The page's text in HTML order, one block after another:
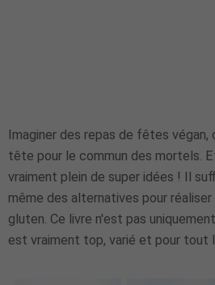
Imaginer des repas de fêtes
tête pour le commun des mortels.
vraiment plein de super idées ! Il
même des alternatives pour
gluten. Ce livre n'est pas
est vraiment top, varié et pour tout